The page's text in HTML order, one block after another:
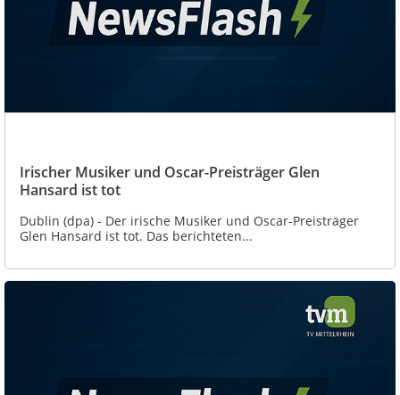
Irischer Musiker und Oscar-Preisträger Glen
Hansard ist tot
Dublin (dpa) - Der irische Musiker und Oscar-Preisträger
Glen Hansard ist tot. Das berichteten...